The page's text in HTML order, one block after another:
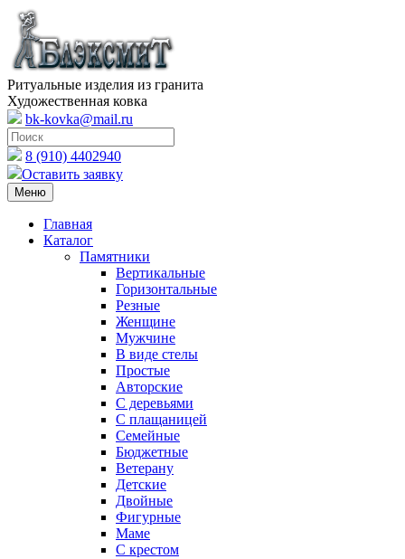
Ритуальные изделия из гранита
Художественная ковка
bk-kovka@mail.ru
8 (910) 4402940
Оставить заявку
Меню
Главная
Каталог
Памятники
Вертикальные
Горизонтальные
Резные
Женщине
Мужчине
В виде стелы
Простые
Авторские
С деревьями
С плащаницей
Семейные
Бюджетные
Ветерану
Детские
Двойные
Фигурные
Маме
С крестом